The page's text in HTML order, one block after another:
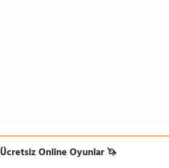
Ücretsiz Online Oyunlar 🦄